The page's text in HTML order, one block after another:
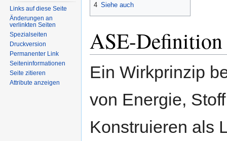
4 Siehe auch
ASE-
Ein Wirkprinzip
von Energie,
Konstruieren als
Links auf diese Seite
Änderungen an
verlinkten Seiten
Spezialseiten
Druckversion
Permanenter Link
Seiten­informationen
Seite zitieren
Attribute anzeigen